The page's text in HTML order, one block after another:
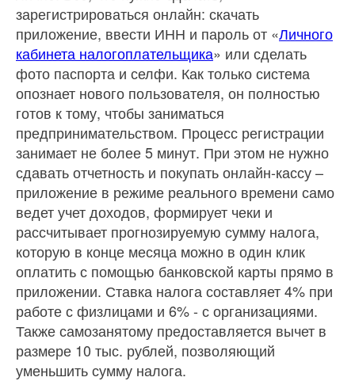
зарегистрироваться онлайн: скачать
приложение, ввести ИНН и пароль от «Личного
кабинета налогоплательщика» или сделать
фото паспорта и селфи. Как только система
опознает нового пользователя, он полностью
готов к тому, чтобы заниматься
предпринимательством. Процесс регистрации
занимает не более 5 минут. При этом не нужно
сдавать отчетность и покупать онлайн-кассу –
приложение в режиме реального времени само
ведет учет доходов, формирует чеки и
рассчитывает прогнозируемую сумму налога,
которую в конце месяца можно в один клик
оплатить с помощью банковской карты прямо в
приложении. Ставка налога составляет 4% при
работе с физлицами и 6% - с организациями.
Также самозанятому предоставляется вычет в
размере 10 тыс. рублей, позволяющий
уменьшить сумму налога.